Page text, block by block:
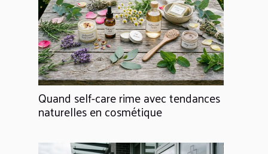
Quand self-care rime avec tendances
naturelles en cosmétique